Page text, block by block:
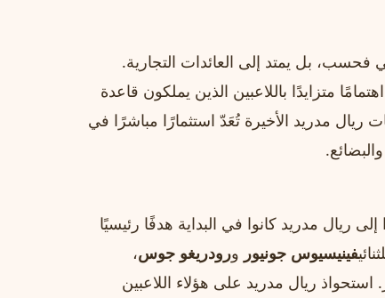
فحسب، بل يمتد إلى العائدات التجارية.
متزايدًا باللاعبين الذين يملكون قاعدة
مدريد الأخيرة تُعَدّ استثمارًا مباشرًا في
ريال مدريد كانوا في البداية هدفًا رئيسيًا
فينيسيوس جونيور ورودريغو جوس،
استحواذ ريال مدريد على هؤلاء اللاعبين